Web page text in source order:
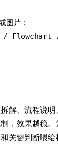
图片：
解、流程说
，效果越稳
关键判断喂